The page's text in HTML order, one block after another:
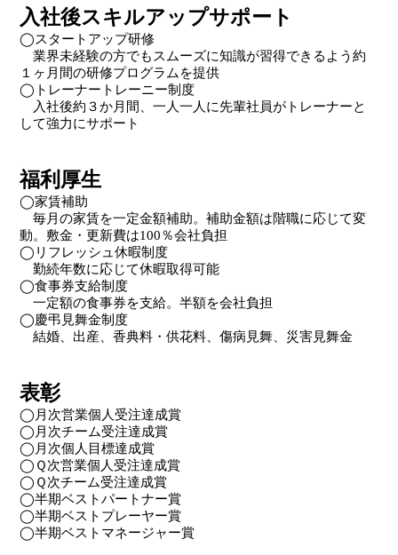
入社後スキルアップサポート
◯スタートアップ研修
業界未経験の方でもスムーズに知識が習得できるよう約
１ヶ月間の研修プログラムを提供
◯トレーナートレーニー制度
入社後約３か月間、一人一人に先輩社員がトレーナーと
して強力にサポート
福利厚生
◯家賃補助
毎月の家賃を一定金額補助。補助金額は階職に応じて変
動。敷金・更新費は100％会社負担
◯リフレッシュ休暇制度
勤続年数に応じて休暇取得可能
◯食事券支給制度
一定額の食事券を支給。半額を会社負担
◯慶弔見舞金制度
結婚、出産、香典料・供花料、傷病見舞、災害見舞金
表彰
◯月次営業個人受注達成賞
◯月次チーム受注達成賞
◯月次個人目標達成賞
◯Ｑ次営業個人受注達成賞
◯Ｑ次チーム受注達成賞
◯半期ベストパートナー賞
◯半期ベストプレーヤー賞
◯半期ベストマネージャー賞